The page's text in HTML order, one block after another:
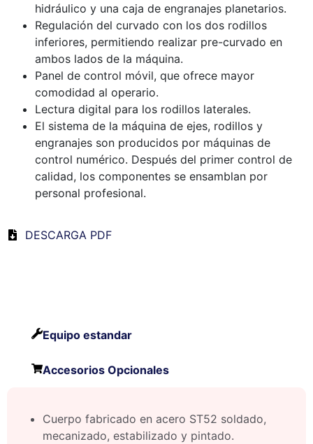
hidráulico y una caja de engranajes planetarios.
Regulación del curvado con los dos rodillos
inferiores, permitiendo realizar pre-curvado en
ambos lados de la máquina.
Panel de control móvil, que ofrece mayor
comodidad al operario.
Lectura digital para los rodillos laterales.
El sistema de la máquina de ejes, rodillos y
engranajes son producidos por máquinas de
control numérico. Después del primer control de
calidad, los componentes se ensamblan por
personal profesional.
DESCARGA PDF
Equipo estandar
Accesorios Opcionales
Cuerpo fabricado en acero ST52 soldado,
mecanizado, estabilizado y pintado.